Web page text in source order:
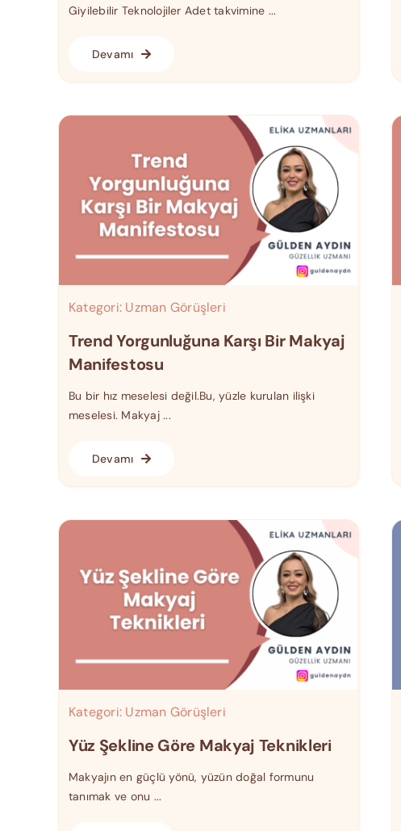
Giyilebilir Teknolojiler Adet takvimine ...
Devamı
Kategori: Uzman Görüşleri
Trend Yorgunluğuna Karşı Bir Makyaj
Manifestosu
Bu bir hız meselesi değil.Bu, yüzle kurulan ilişki
meselesi. Makyaj ...
Devamı
Kategori: Uzman Görüşleri
Yüz Şekline Göre Makyaj Teknikleri
Makyajın en güçlü yönü, yüzün doğal formunu
tanımak ve onu ...